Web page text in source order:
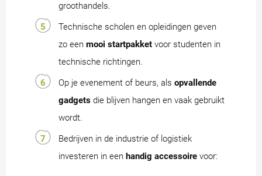
groothandels.
Technische scholen en opleidingen geven
zo een mooi startpakket voor studenten in
technische richtingen.
Op je evenement of beurs, als opvallende
gadgets die blijven hangen en vaak gebruikt
wordt.
Bedrijven in de industrie of logistiek
investeren in een handig accessoire voor: